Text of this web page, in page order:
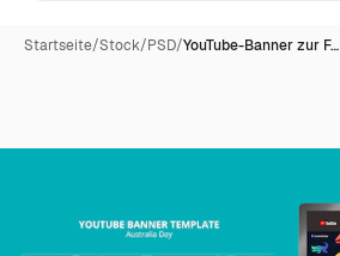
Startseite/Stock/PSD/YouTube-Banner zur F…